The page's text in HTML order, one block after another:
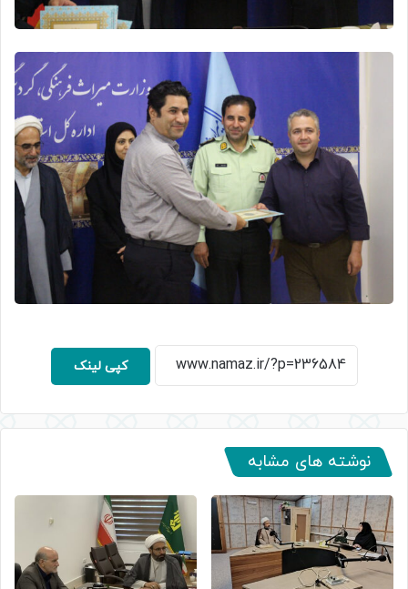
کپی لینک
نوشته های مشابه